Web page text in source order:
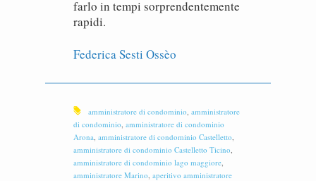
farlo in tempi sorprendentemente
rapidi.
Federica Sesti Ossèo
amministratore di condominio amministratore
di condominio amministratore di condominio
Arona amministratore di condominio Castelletto
amministratore di condominio Castelletto Ticino
amministratore di condominio lago maggiore
amministratore Marino aperitivo amministratore